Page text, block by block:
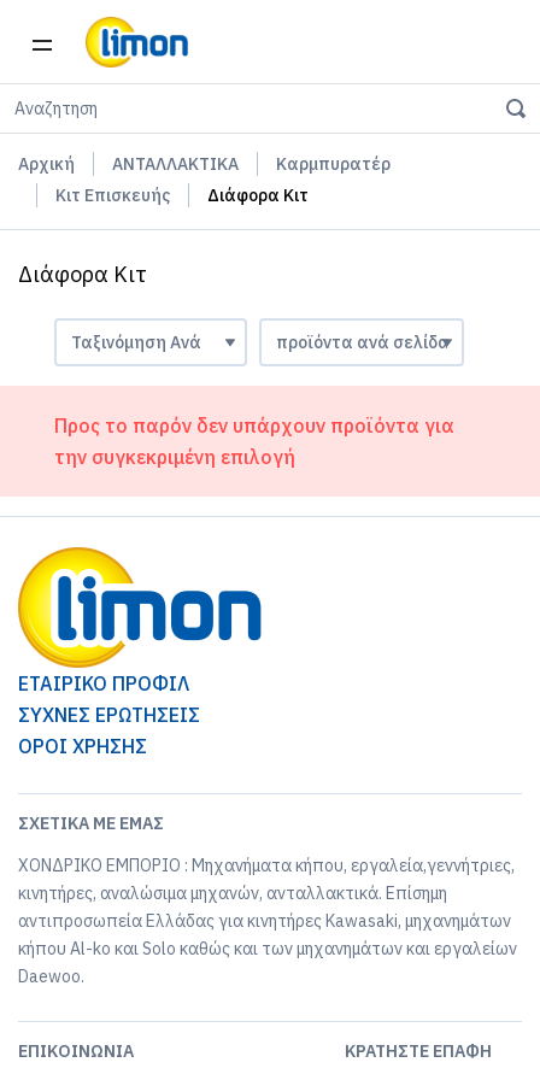
Αρχική ΑΝΤΑΛΛΑΚΤΙΚΑ
Καρμπυρατέρ
Κιτ Επισκευής
Διάφορα Κιτ
Διάφορα Κιτ
Προς το παρόν δεν υπάρχουν προϊόντα για
την συγκεκριμένη επιλογή
ΕΤΑΙΡΙΚΟ ΠΡΟΦΙΛ
ΣΥΧΝΕΣ ΕΡΩΤΗΣΕΙΣ
ΟΡΟΙ ΧΡΗΣΗΣ
ΣΧΕΤΙΚΆ ΜΕ ΕΜΆΣ
ΧΟΝΔΡΙΚΟ ΕΜΠΟΡΙΟ : Μηχανήματα κήπου, εργαλεία,γεννήτριες,
κινητήρες, αναλώσιμα μηχανών, ανταλλακτικά. Επίσημη
αντιπροσωπεία Ελλάδας για κινητήρες Kawasaki, μηχανημάτων
κήπου Al-ko και Solo καθώς και των μηχανημάτων και εργαλείων
Daewoo.
ΕΠΙΚΟΙΝΩΝΊΑ ΚΡΑΤΉΣΤΕ ΕΠΑΦΉ